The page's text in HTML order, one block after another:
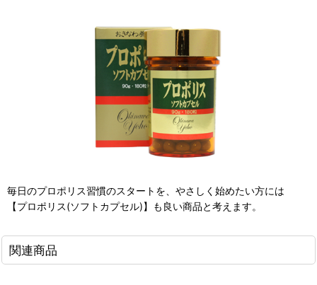
毎日のプロポリス習慣のスタートを、やさしく始めたい方には
【プロポリス(ソフトカプセル)】も良い商品と考えます。
関連商品